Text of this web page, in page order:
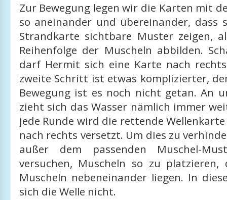
Zur Bewegung legen wir die Karten mit
so aneinander und übereinander, dass
Strandkarte sichtbare Muster zeigen,
Reihenfolge der Muscheln abbilden.
darf Hermit sich eine Karte nach
zweite Schritt ist etwas komplizierter,
Bewegung ist es noch nicht getan. An
zieht sich das Wasser nämlich immer
jede Runde wird die rettende
nach rechts versetzt. Um dies zu
außer dem passenden Muschel-
versuchen, Muscheln so zu platzieren,
Muscheln nebeneinander liegen. In
sich die Welle nicht.